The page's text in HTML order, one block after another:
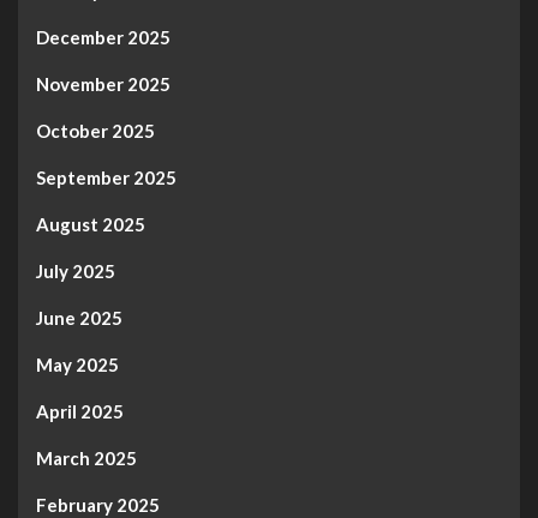
December 2025
November 2025
October 2025
September 2025
August 2025
July 2025
June 2025
May 2025
April 2025
March 2025
February 2025